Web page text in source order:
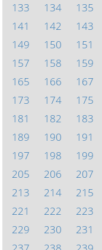
133
134 135
141
142 143
149
150 151
157
158 159
165
166 167
173
174 175
181
182 183
189
190 191
197
198 199
205
206 207
213
214 215
221
222 223
229
230 231